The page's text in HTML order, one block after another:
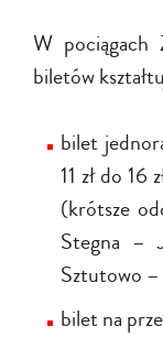
W pociągach
biletów
bilet
11 zł do 16
(krótsze
Stegna –
Sztutowo
bilet na